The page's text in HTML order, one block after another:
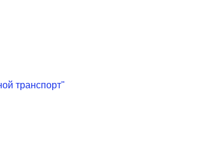
транспорт"